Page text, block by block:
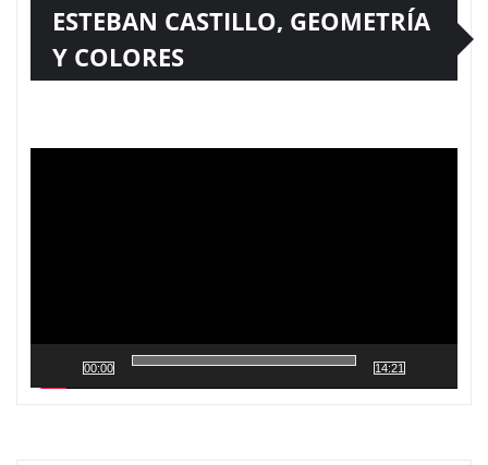
ESTEBAN CASTILLO, GEOMETRÍA
Y COLORES
00:00 14:21